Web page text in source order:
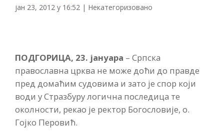
јан 23, 2012 у 16:52 | Некатегоризовано
ПОДГОРИЦА, 23. јануара – Српска
православна црква не може доћи до правде
пред домаћим судовима и зато је спор који
води у Стразбуру логична последица те
околности, рекао је ректор Богословије, о.
Гојко Перовић.